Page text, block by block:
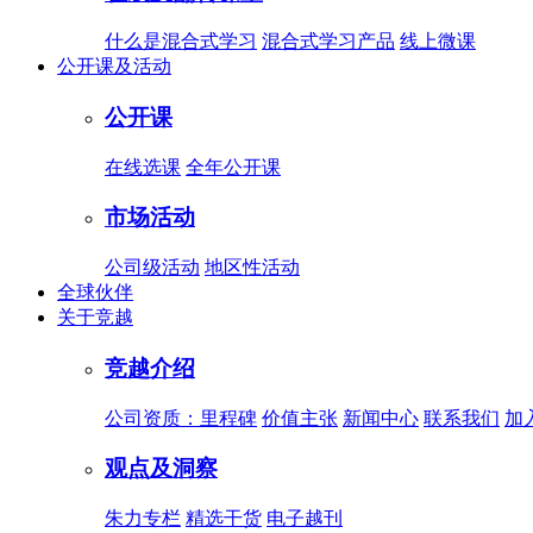
什么是混合式学习 混合式学习产品 线上微课
公开课及活动
公开课
在线选课 全年公开课
市场活动
公司级活动 地区性活动
全球伙伴
关于竞越
竞越介绍
公司资质：里程碑 价值主张 新闻中心 联系我们 加
观点及洞察
朱力专栏 精选干货 电子越刊